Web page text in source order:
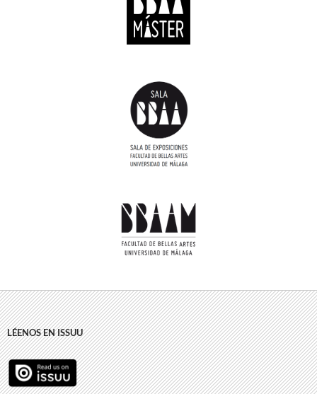
LÉENOS EN ISSUU